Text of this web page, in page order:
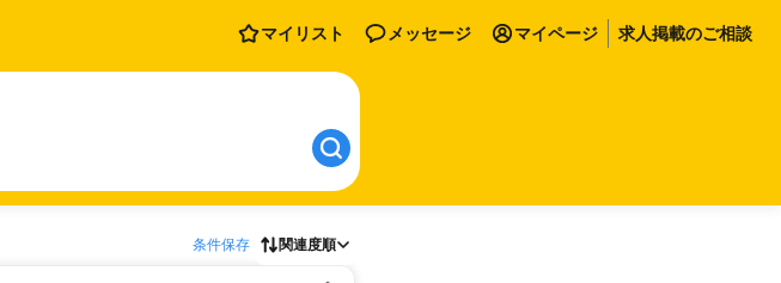
マイリスト メッセージ マイページ 求人掲載のご相談
条件保存 関連度順